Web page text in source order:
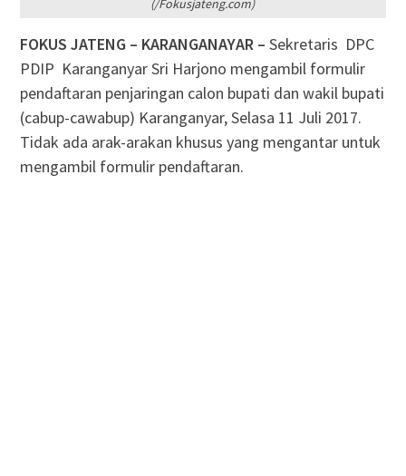
(/Fokusjateng.com)
FOKUS JATENG – KARANGANAYAR – Sekretaris DPC
PDIP Karanganyar Sri Harjono mengambil formulir
pendaftaran penjaringan calon bupati dan wakil bupati
(cabup-cawabup) Karanganyar, Selasa 11 Juli 2017.
Tidak ada arak-arakan khusus yang mengantar untuk
mengambil formulir pendaftaran.